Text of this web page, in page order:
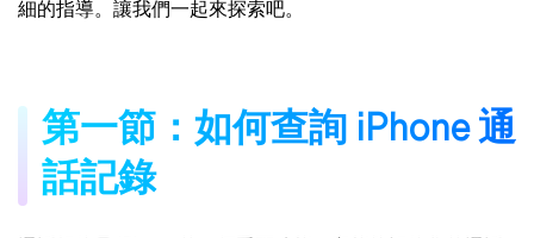
細的指導。讓我們一起來探索吧。
第一節：如何查詢 iPhone 通
話記錄